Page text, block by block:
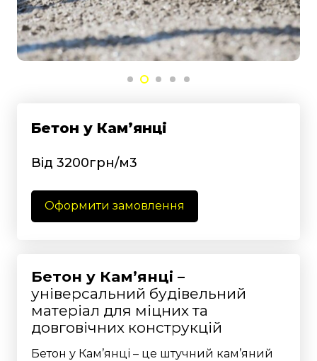
Бетон у Кам’янці
Від 3200грн/м3
Оформити замовлення
Бетон у Кам’янці –
універсальний будівельний
матеріал для міцних та
довговічних конструкцій
Бетон у Кам’янці – це штучний кам’яний